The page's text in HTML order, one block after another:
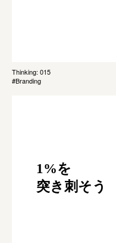
Thinking: 015
#Branding
1%を
突き刺そう